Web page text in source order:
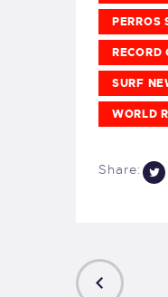
PERROS
RECORD
SURF
WORLD
Share: